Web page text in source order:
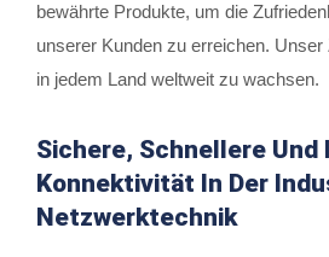
bewährte Produkte, um die
unserer Kunden zu erreichen.
in jedem Land weltweit zu wachsen.
Sichere, Schnellere
Konnektivität In Der
Netzwerktechnik